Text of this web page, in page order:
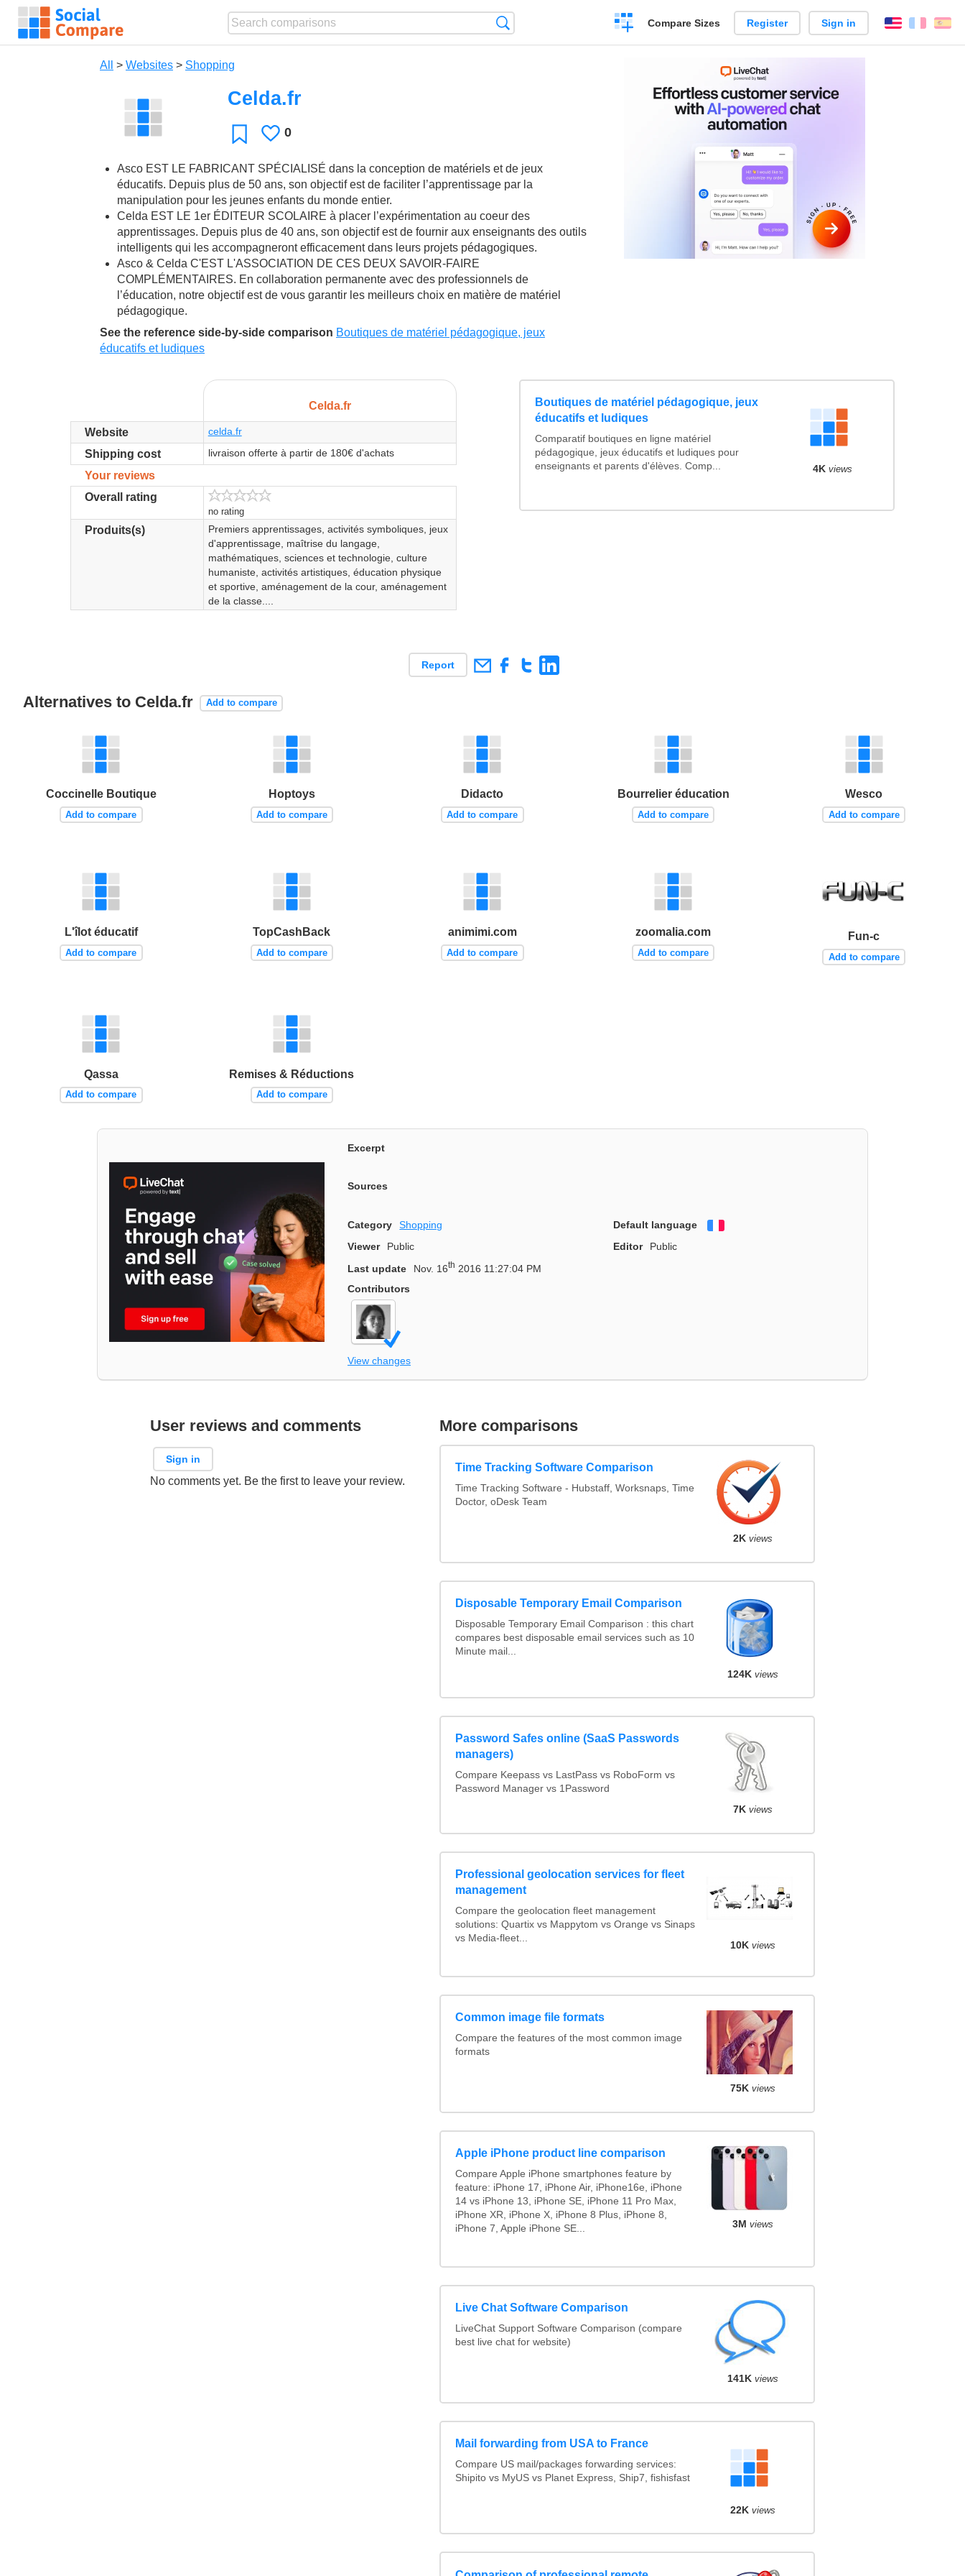
Create
a
Compare Sizes Register Sign in English
All > Websites > Shopping
Celda.fr
FavoriteLikes
0
Asco EST LE FABRICANT SPÉCIALISÉ dans la conception de matériels et de jeux
éducatifs. Depuis plus de 50 ans, son objectif est de faciliter l’apprentissage par la
manipulation pour les jeunes enfants du monde entier.
Celda EST LE 1er ÉDITEUR SCOLAIRE à placer l’expérimentation au coeur des
apprentissages. Depuis plus de 40 ans, son objectif est de fournir aux enseignants des outils
intelligents qui les accompagneront efficacement dans leurs projets pédagogiques.
Asco & Celda C'EST L'ASSOCIATION DE CES DEUX SAVOIR-FAIRE
COMPLÉMENTAIRES. En collaboration permanente avec des professionnels de
l’éducation, notre objectif est de vous garantir les meilleurs choix en matière de matériel
pédagogique.
See the reference side-by-side comparison Boutiques de matériel pédagogique, jeux
éducatifs et ludiques
Celda.fr
Website celda.fr
Shipping cost livraison offerte à partir de 180€ d'achats
Your reviews
Overall rating
no rating
Produits(s)
Premiers apprentissages, activités symboliques, jeux
d'apprentissage, maîtrise du langage,
mathématiques, sciences et technologie, culture
humaniste, activités artistiques, éducation physique
et sportive, aménagement de la cour, aménagement
de la classe....
Boutiques de matériel pédagogique, jeux
éducatifs et ludiques
Comparatif boutiques en ligne matériel
pédagogique, jeux éducatifs et ludiques pour
enseignants et parents d'élèves. Comp...
4K views
Report
Alternatives to Celda.fr Add to compare
Coccinelle Boutique
Add to compare
Hoptoys
Add to compare
Didacto
Add to compare
Bourrelier éducation
Add to compare
Wesco
Add to compare
L'îlot éducatif
Add to compare
TopCashBack
Add to compare
animimi.com
Add to compare
zoomalia.com
Add to compare
Fun-c
Add to compare
Qassa
Add to compare
Remises & Réductions
Add to compare
Excerpt
Sources
Category Shopping Default language
Viewer
Public Editor
Public
Last update
Nov. 16th 2016 11:27:04 PM
Contributors
View changes
User reviews and comments
Sign in
No comments yet. Be the first to leave your review.
More comparisons
Time Tracking Software Comparison
Time Tracking Software - Hubstaff, Worksnaps, Time
Doctor, oDesk Team
2K views
Disposable Temporary Email Comparison
Disposable Temporary Email Comparison : this chart
compares best disposable email services such as 10
Minute mail...
124K views
Password Safes online (SaaS Passwords
managers)
Compare Keepass vs LastPass vs RoboForm vs
Password Manager vs 1Password
7K views
Professional geolocation services for fleet
management
Compare the geolocation fleet management
solutions: Quartix vs Mappytom vs Orange vs Sinaps
vs Media-fleet...
10K views
Common image file formats
Compare the features of the most common image
formats
75K views
Apple iPhone product line comparison
Compare Apple iPhone smartphones feature by
feature: iPhone 17, iPhone Air, iPhone16e, iPhone
14 vs iPhone 13, iPhone SE, iPhone 11 Pro Max,
iPhone XR, iPhone X, iPhone 8 Plus, iPhone 8,
iPhone 7, Apple iPhone SE...
3M views
Live Chat Software Comparison
LiveChat Support Software Comparison (compare
best live chat for website)
141K views
Mail forwarding from USA to France
Compare US mail/packages forwarding services:
Shipito vs MyUS vs Planet Express, Ship7, fishisfast
22K views